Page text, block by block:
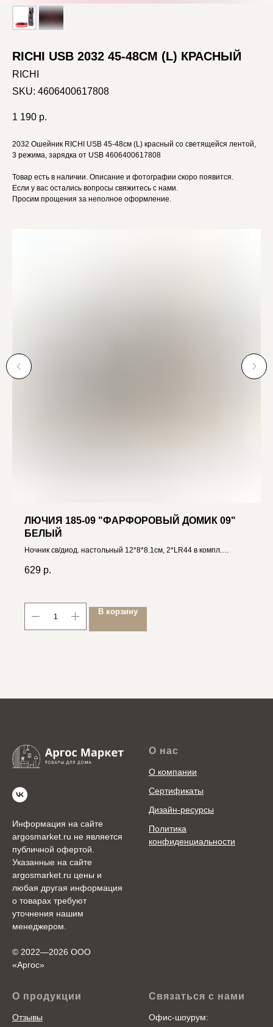
RICHI USB 2032 45-48СМ (L) КРАСНЫЙ
RICHI
SKU: 4606400617808
1 190 р.
2032 Ошейник RICHI USB 45-48см (L) красный со светящейся лентой,
3 режима, зарядка от USB 4606400617808
Товар есть в наличии. Описание и фотографии скоро появится.
Если у вас остались вопросы свяжитесь с нами.
Просим прощения за неполное оформление.
ЛЮЧИЯ 185-09 "ФАРФОРОВЫЙ ДОМИК 09"
БЕЛЫЙ
Ночник св/диод. настольный 12*8*8.1см, 2*LR44 в компл.
629 р.
В корзину
Информация на сайте
argosmarket.ru не является
публичной офертой.
Указанные на сайте
argosmarket.ru цены и
любая другая информация
о товарах требуют
уточнения нашим
менеджером.
© 2022—2026 ООО
«Аргоc»
О нас
О компании
Сертификаты
Дизайн-ресурсы
Политика
конфиденциальности
О продукции
Отзывы
Связаться с нами
Офис-шоурум: